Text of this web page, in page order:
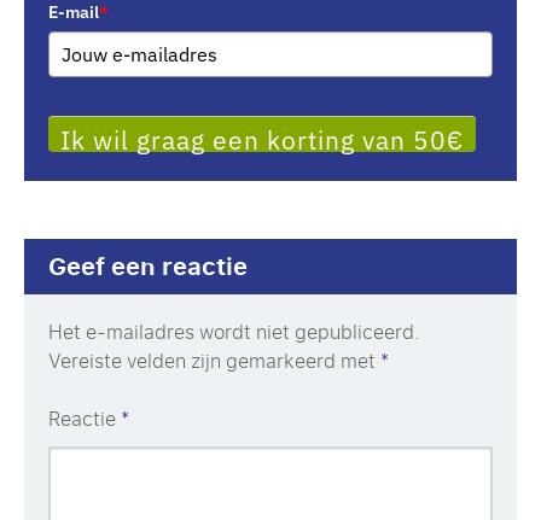
E-mail*
Ik wil graag een korting van 50€
Geef een reactie
Het e-mailadres wordt niet gepubliceerd.
Vereiste velden zijn gemarkeerd met *
Reactie*